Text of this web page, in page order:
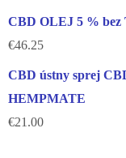
CBD OLEJ 5 %
€46.25
CBD ústny sprej
HEMPMATE
€21.00